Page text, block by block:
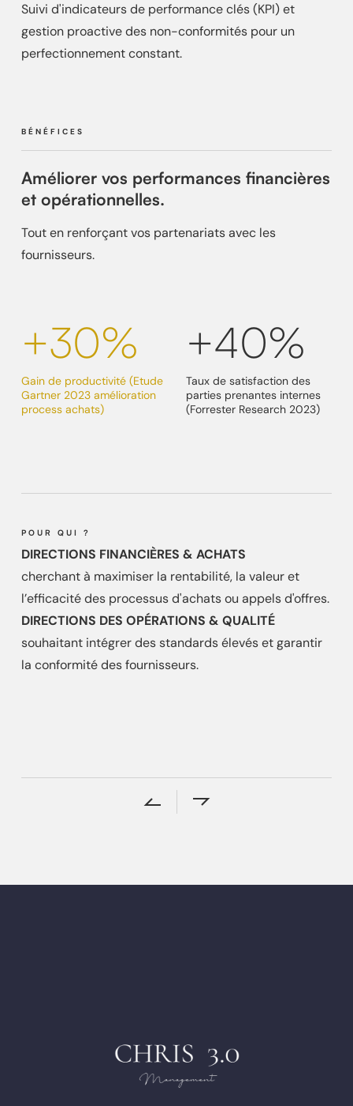
Suivi d'indicateurs de performance clés (KPI) et
gestion proactive des non-conformités pour un
perfectionnement constant.
BÉNÉFICES
Améliorer vos performances financières
et opérationnelles.
Tout en renforçant vos partenariats avec les
fournisseurs.
+30%
Gain de productivité (Etude
Gartner 2023 amélioration
process achats)
+40%
Taux de satisfaction des
parties prenantes internes
(Forrester Research 2023)
POUR QUI ?
DIRECTIONS FINANCIÈRES & ACHATS
cherchant à maximiser la rentabilité, la valeur et
l’efficacité des processus d'achats ou appels d'offres.
DIRECTIONS DES OPÉRATIONS & QUALITÉ
souhaitant intégrer des standards élevés et garantir
la conformité des fournisseurs.